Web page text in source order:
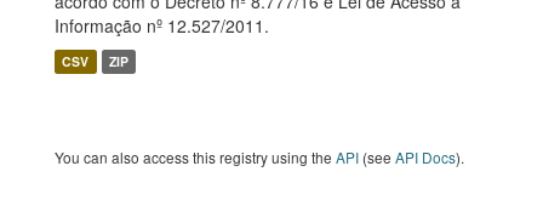
Informação nº 12.527/2011.
CSV ZIP
You can also access this registry using the API (see API Docs).